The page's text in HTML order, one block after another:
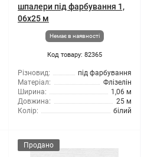
шпалери під фарбування 1,
06x25 м
Немає в наявності
Код товару: 82365
Різновид:
під фарбування
Матеріал:
Флізелін
Ширина:
1,06 м
Довжина:
25 м
Колір:
білий
Продано